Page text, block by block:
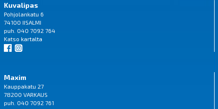
Kuvalipas
Pohjolankatu 6
74100 IISALMI
puh. 040 7092 764
Katso kartalta
Maxim
Kauppakatu 27
78200 VARKAUS
puh. 040 7092 761